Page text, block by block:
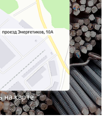
на карте